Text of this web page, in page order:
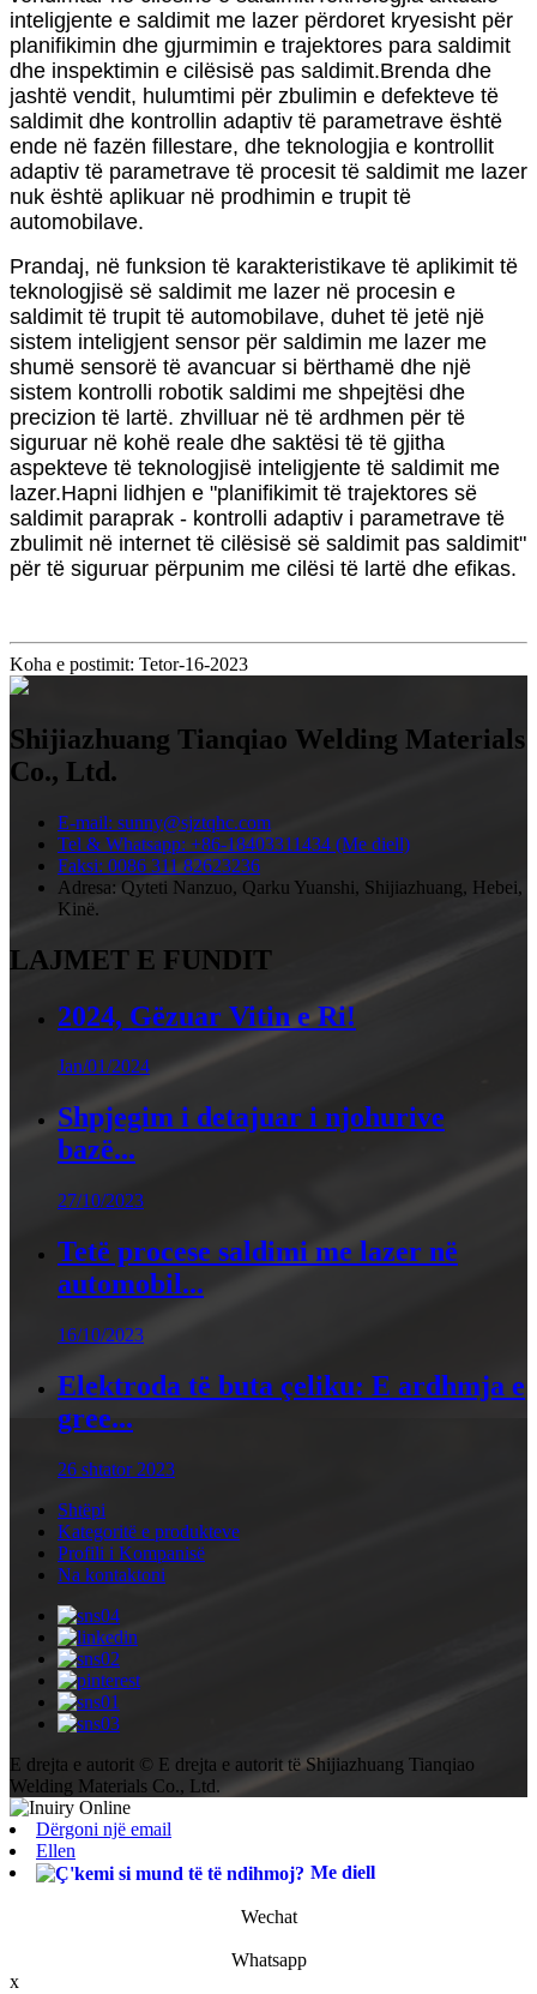
inteligjente e saldimit me lazer përdoret kryesisht për
planifikimin dhe gjurmimin e trajektores para saldimit
dhe inspektimin e cilësisë pas saldimit.Brenda dhe
jashtë vendit, hulumtimi për zbulimin e defekteve të
saldimit dhe kontrollin adaptiv të parametrave është
ende në fazën fillestare, dhe teknologjia e kontrollit
adaptiv të parametrave të procesit të saldimit me lazer
nuk është aplikuar në prodhimin e trupit të
automobilave.
Prandaj, në funksion të karakteristikave të aplikimit të
teknologjisë së saldimit me lazer në procesin e
saldimit të trupit të automobilave, duhet të jetë një
sistem inteligjent sensor për saldimin me lazer me
shumë sensorë të avancuar si bërthamë dhe një
sistem kontrolli robotik saldimi me shpejtësi dhe
precizion të lartë. zhvilluar në të ardhmen për të
siguruar në kohë reale dhe saktësi të të gjitha
aspekteve të teknologjisë inteligjente të saldimit me
lazer.Hapni lidhjen e "planifikimit të trajektores së
saldimit paraprak - kontrolli adaptiv i parametrave të
zbulimit në internet të cilësisë së saldimit pas saldimit"
për të siguruar përpunim me cilësi të lartë dhe efikas.
Koha e postimit: Tetor-16-2023
Shijiazhuang Tianqiao Welding Materials
Co., Ltd.
E-mail: sunny@sjztqhc.com
Tel & Whatsapp: +86-18403311434 (Me diell)
Faksi: 0086 311 82623236
Adresa: Qyteti Nanzuo, Qarku Yuanshi, Shijiazhuang, Hebei,
Kinë.
LAJMET E FUNDIT
2024, Gëzuar Vitin e Ri!
Jan/01/2024
Shpjegim i detajuar i njohurive
bazë...
27/10/2023
Tetë procese saldimi me lazer në
automobil...
16/10/2023
Elektroda të buta çeliku: E ardhmja e
gree...
26 shtator 2023
Shtëpi
Kategoritë e produkteve
Profili i Kompanisë
Na kontaktoni
E drejta e autorit © E drejta e autorit të Shijiazhuang Tianqiao
Welding Materials Co., Ltd.
Dërgoni një email
Ellen
Me diell
Wechat
Whatsapp
x